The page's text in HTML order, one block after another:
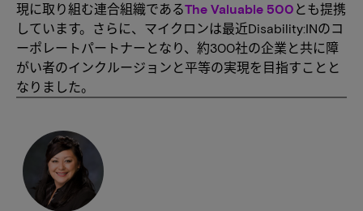
現に取り組む連合組織であるThe Valuable 500 とも提携
しています。さらに、マイクロンは最近Disability:INのコ
ーポレートパートナーとなり、約300社の企業と共に障
がい者のインクルージョンと平等の実現を目指すことと
なりました。